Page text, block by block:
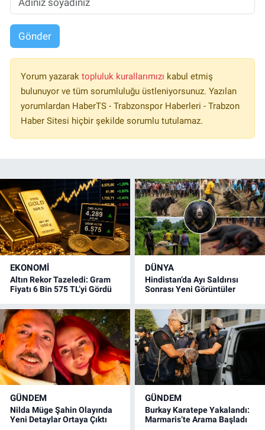
Gönder
Yorum yazarak topluluk kurallarımızı kabul etmiş
bulunuyor ve tüm sorumluluğu üstleniyorsunuz. Yazılan
yorumlardan HaberTS - Trabzonspor Haberleri - Trabzon
Haber Sitesi hiçbir şekilde sorumlu tutulamaz.
EKONOMİ
Altın Rekor Tazeledi: Gram
Fiyatı 6 Bin 575 TL’yi Gördü
DÜNYA
Hindistan’da Ayı Saldırısı
Sonrası Yeni Görüntüler
GÜNDEM
Nilda Müge Şahin Olayında
Yeni Detaylar Ortaya Çıktı
GÜNDEM
Burkay Karatepe Yakalandı:
Marmaris’te Arama Başladı